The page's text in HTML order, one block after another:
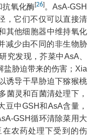
抗氧化酶[26]。AsA-GSH
，它们不仅可以直接清
其他细胞器中维持氧化
减少由不同的非生物胁
究发现，芥菜中AsA、
盐胁迫带来的伤害；Xia
诱导干旱胁迫下猕猴桃
菌灵和百菌清处理下，
豆中GSH和AsA含量，
GSH循环清除菜用大
农药处理下受到的伤